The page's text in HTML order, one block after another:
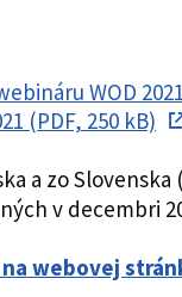
WOD
(PDF, 250 kB)
a zo
v decembri
webovej